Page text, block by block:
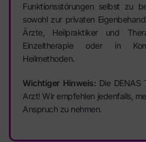
Funktionsstörungen selbst zu
sowohl zur privaten
Ärzte, Heilpraktiker und
Einzeltherapie oder in
Heilmethoden.
Wichtiger Hinweis: Die DENAS
Arzt! Wir empfehlen jedenfalls,
Anspruch zu nehmen.